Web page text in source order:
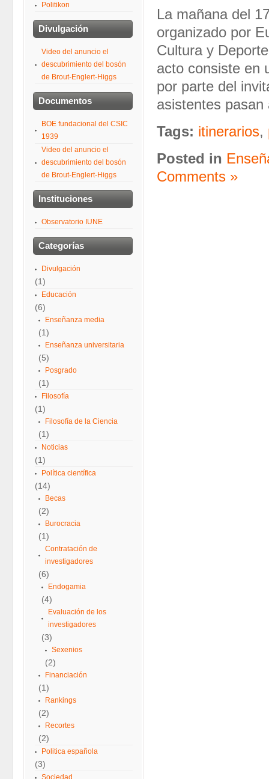
La mañana del
organizado por
Cultura y
acto consiste en
por parte del
asistentes
Tags: itinerarios,
Posted in
Comments »
Politikon
Divulgación
Video del anuncio el
descubrimiento del bosón
de Brout-Englert-Higgs
Documentos
BOE fundacional del CSIC
1939
Video del anuncio el
descubrimiento del bosón
de Brout-Englert-Higgs
Instituciones
Observatorio IUNE
Categorías
Divulgación
(1)
Educación
(6)
Enseñanza media
(1)
Enseñanza universitaria
(5)
Posgrado
(1)
Filosofía
(1)
Filosofía de la Ciencia
(1)
Noticias
(1)
Política científica
(14)
Becas
(2)
Burocracia
(1)
Contratación de
investigadores
(6)
Endogamia
(4)
Evaluación de los
investigadores
(3)
Sexenios
(2)
Financiación
(1)
Rankings
(2)
Recortes
(2)
Politica española
(3)
Sociedad